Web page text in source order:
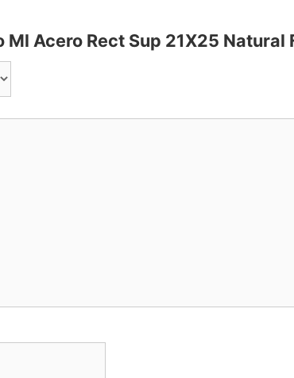
Acero Rect Sup 21X25 Natural